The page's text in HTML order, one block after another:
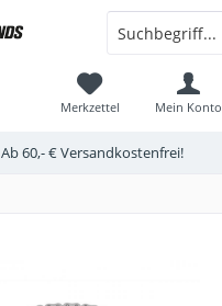
Ab 60,- € Versandkostenfrei!
Merkzettel Mein Konto